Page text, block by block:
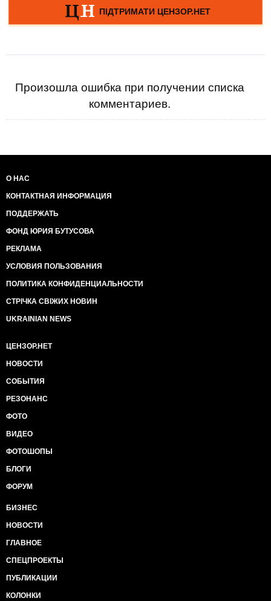
Произошла ошибка при получении списка
комментариев.
О НАС
КОНТАКТНАЯ ИНФОРМАЦИЯ
ПОДДЕРЖАТЬ
ФОНД ЮРИЯ БУТУСОВА
РЕКЛАМА
УСЛОВИЯ ПОЛЬЗОВАНИЯ
ПОЛИТИКА КОНФИДЕНЦИАЛЬНОСТИ
СТРІЧКА СВІЖИХ НОВИН
UKRAINIAN NEWS
ЦЕНЗОР.НЕТ
НОВОСТИ
СОБЫТИЯ
РЕЗОНАНС
ФОТО
ВИДЕО
ФОТОШОПЫ
БЛОГИ
ФОРУМ
БИЗНЕС
НОВОСТИ
ГЛАВНОЕ
СПЕЦПРОЕКТЫ
ПУБЛИКАЦИИ
КОЛОНКИ